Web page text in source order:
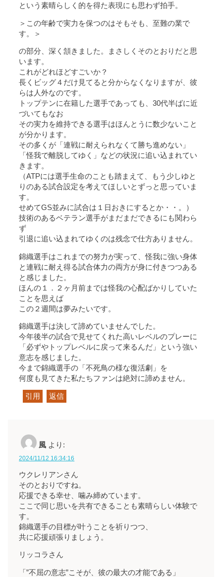
という素晴らしく的を得た表現にも思わず拍手。
＞この年齢で実力を保つのはそもそも、至難の業で
す。＞
の部分、深く頷きました。まさしくそのとおりだと思
います。
これがどれほどすごいか？
長くビッグ４だけ見てると分からなくなりますが、彼
らは人外なのです。
トップテンに在籍した選手であっても、30代半ばに近
づいてもなお
その実力を維持できる選手はほんとうに数少ないこと
が分かります。
その多くが「連戦に耐えられなくて勝ち進めない」
「怪我で離脱してゆく」などの状況に追い込まれてい
きます。
（ATPには選手生命のことも踏まえて、もう少しゆと
りのある試合設定を考えてほしいとずっと思っていま
す。
せめてGS並みに試合は１日おきにするとか・・。）
技術のあるベテラン選手がまだまだできるにも関わら
ず
引退に追い込まれてゆくのは残念で仕方ありません。
錦織選手はこれまでの努力が実って、怪我に強い身体
と連戦に耐え得る試合体力の両方が身に付きつつある
と感じました。
ほんの１．２ヶ月前までは怪我の心配ばかりしていた
ことを思えば
この２週間は夢みたいです。
錦織選手は決して諦めていませんでした。
今年後半の試合で見せてくれた高いレベルのプレーに
「必ずやトップレベルに戻って来るんだ」という強い
意志を感じました。
今まで錦織選手の「不死鳥の様な復活劇」を
何度も見てきた私たちファンは絶対に諦めません。
引用 返信
風 より:
2024/11/12 16:34:16
ウクレリアンさん
そのとおりですね。
応援できる幸せ、噛み締めています。
ここで同じ思いを共有できることも素晴らしい体験で
す。
錦織選手の目標が叶うことを祈りつつ、
共に応援頑張りましょう。
リッコラさん
「”不屈の意志”こそが、彼の最大の才能である」